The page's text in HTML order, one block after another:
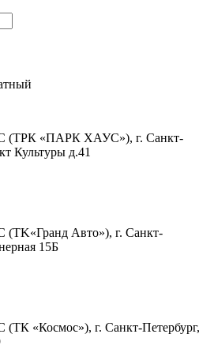
«ПАРК ХАУС»), г. Санкт-
Культуры д.41
Авто»), г. Санкт-
15Б
«Космос»), г. Санкт-Петербург,